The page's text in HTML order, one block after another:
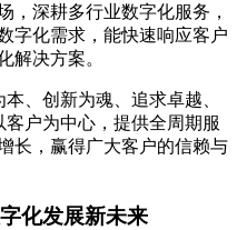
，深耕多行业数字化服务，
字化需求，能快速响应客户
解决方案。
本、创新为魂、追求卓越、
户为中心，提供全周期服
长，赢得广大客户的信赖与
化发展新未来